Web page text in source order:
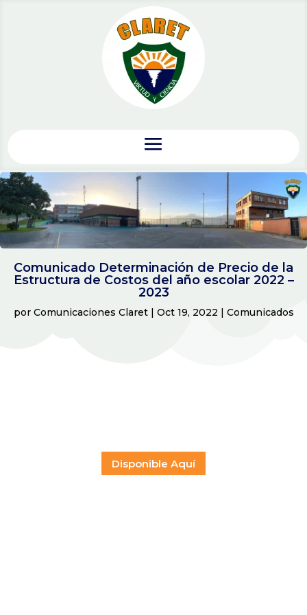
Comunicado Determinación de Precio de la
Estructura de Costos del año escolar 2022 –
2023
por Comunicaciones Claret| Oct 19, 2022 | Comunicados
Disponible Aquí